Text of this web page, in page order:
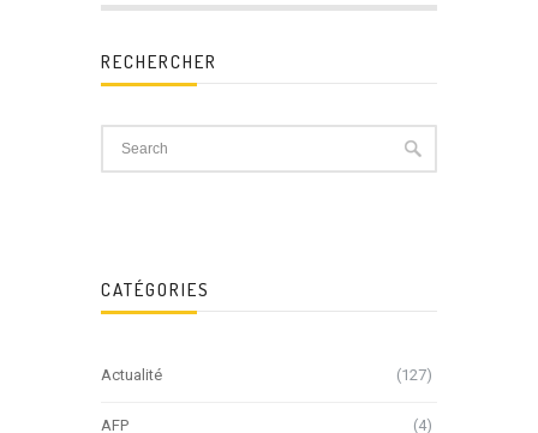
RECHERCHER
CATÉGORIES
Actualité (127)
AFP (4)